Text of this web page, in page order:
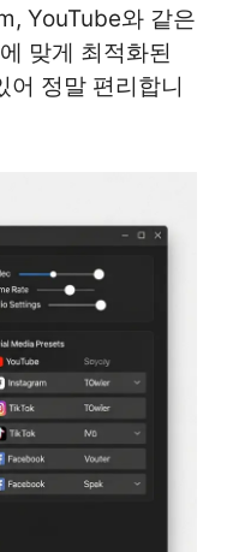
YouTube와 같은
맞게 최적화된
어 정말 편리합니